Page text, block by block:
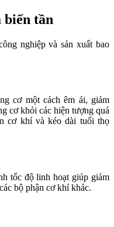
biến tần
nghiệp và sản xuất bao
cơ một cách êm ái, giảm
cơ khỏi các hiện tượng quá
cơ khí và kéo dài tuổi thọ
tốc độ linh hoạt giúp giảm
bộ phận cơ khí khác.